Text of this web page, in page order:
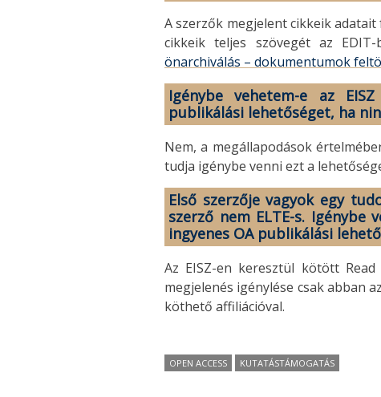
A szerzők megjelent cikkeik
cikkeik teljes szövegét az
önarchiválás – dokumentumok
Igénybe vehetem-e az
publikálási lehetőséget, ha
Nem, a megállapodások
tudja igénybe venni ezt a
Első szerzője vagyok egy
szerző nem ELTE-s.
ingyenes OA publikálási
Az EISZ-en keresztül kötött
megjelenés igénylése csak abban
köthető affiliációval.
OPEN ACCESS KUTATÁSTÁMOGATÁS